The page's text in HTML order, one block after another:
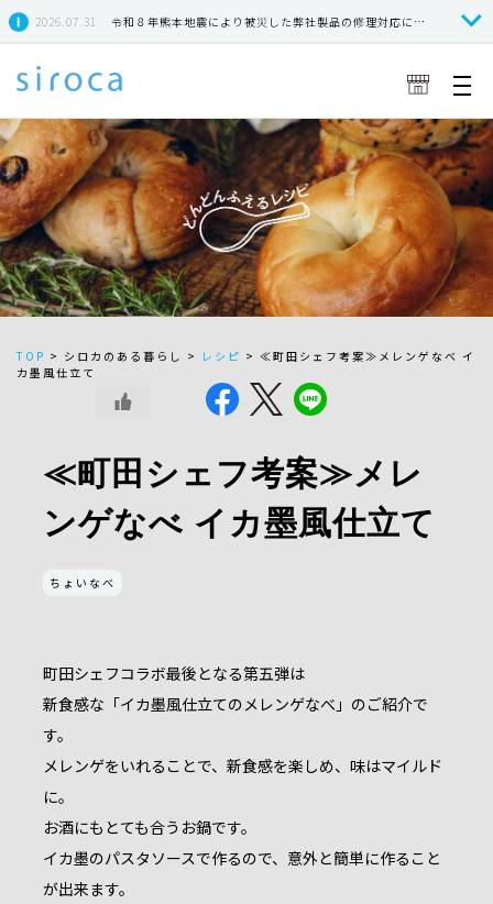
2026.07.31 令和８年熊本地震により被災した弊社製品の修理対応につきまして
TOP > シロカのある暮らし > レシピ > ≪町田シェフ考案≫メレンゲなべ イ
カ墨風仕立て
≪町田シェフ考案≫メレ
ンゲなべ イカ墨風仕立て
ちょいなべ
町田シェフコラボ最後となる第五弾は
新食感な「イカ墨風仕立てのメレンゲなべ」のご紹介で
す。
メレンゲをいれることで、新食感を楽しめ、味はマイルド
に。
お酒にもとても合うお鍋です。
イカ墨のパスタソースで作るので、意外と簡単に作ること
が出来ます。